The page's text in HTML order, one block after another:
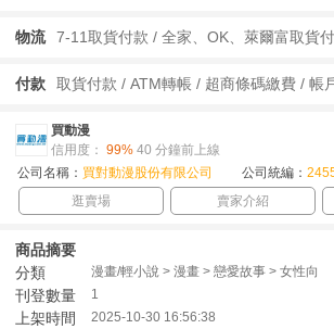
物流
付款 取貨付款 / ATM轉帳 / 超商條碼繳費 / 帳
買動漫
信用度： 99% 40 分鐘前上線
公司名稱： 買對動漫股份有限公司 公司統編：
逛賣場
賣家介紹
商品摘要
分類
漫畫/輕小說 > 漫畫 > 戀愛故事 > 女性向
刊登數量 1
上架時間 2025-10-30 16:56:38